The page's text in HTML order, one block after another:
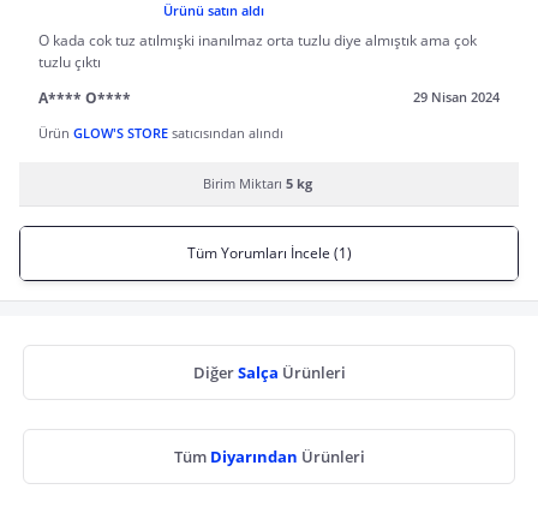
Ürünü satın aldı
O kada cok tuz atılmışki inanılmaz orta tuzlu diye almıştık ama çok
tuzlu çıktı
A**** O****
29 Nisan 2024
Ürün GLOW'S STORE satıcısından alındı
Birim Miktarı 5 kg
Tüm Yorumları İncele (1)
DiğerSalça Ürünleri
Tüm Diyarından Ürünleri